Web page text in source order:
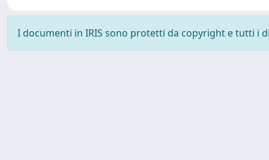
I documenti in IRIS sono protetti da copyright e tutti i